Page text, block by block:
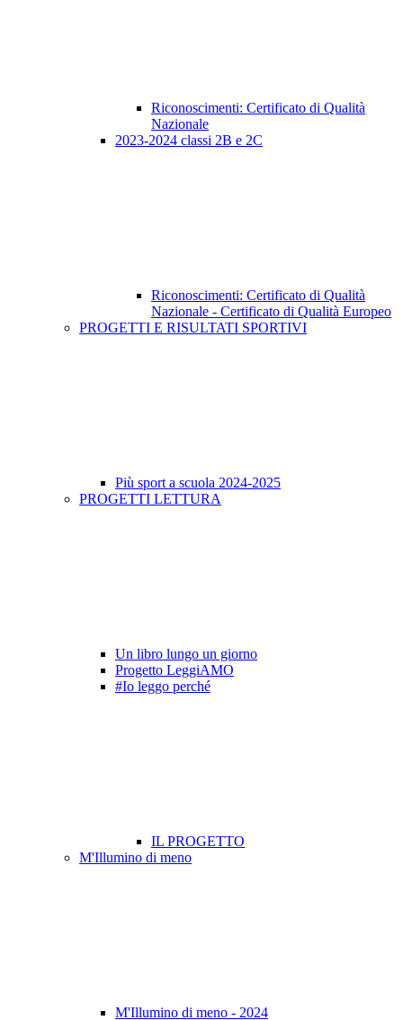
Riconoscimenti: Certificato di Qualità
Nazionale
2023-2024 classi 2B e 2C
Riconoscimenti: Certificato di Qualità
Nazionale - Certificato di Qualità Europeo
PROGETTI E RISULTATI SPORTIVI
Più sport a scuola 2024-2025
PROGETTI LETTURA
Un libro lungo un giorno
Progetto LeggiAMO
#Io leggo perché
IL PROGETTO
M'Illumino di meno
M'Illumino di meno - 2024